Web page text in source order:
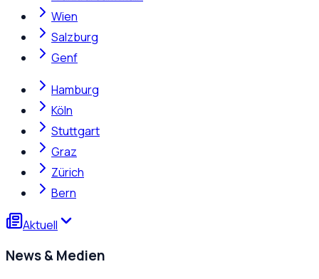
Wien
Salzburg
Genf
Hamburg
Köln
Stuttgart
Graz
Zürich
Bern
Aktuell
News & Medien